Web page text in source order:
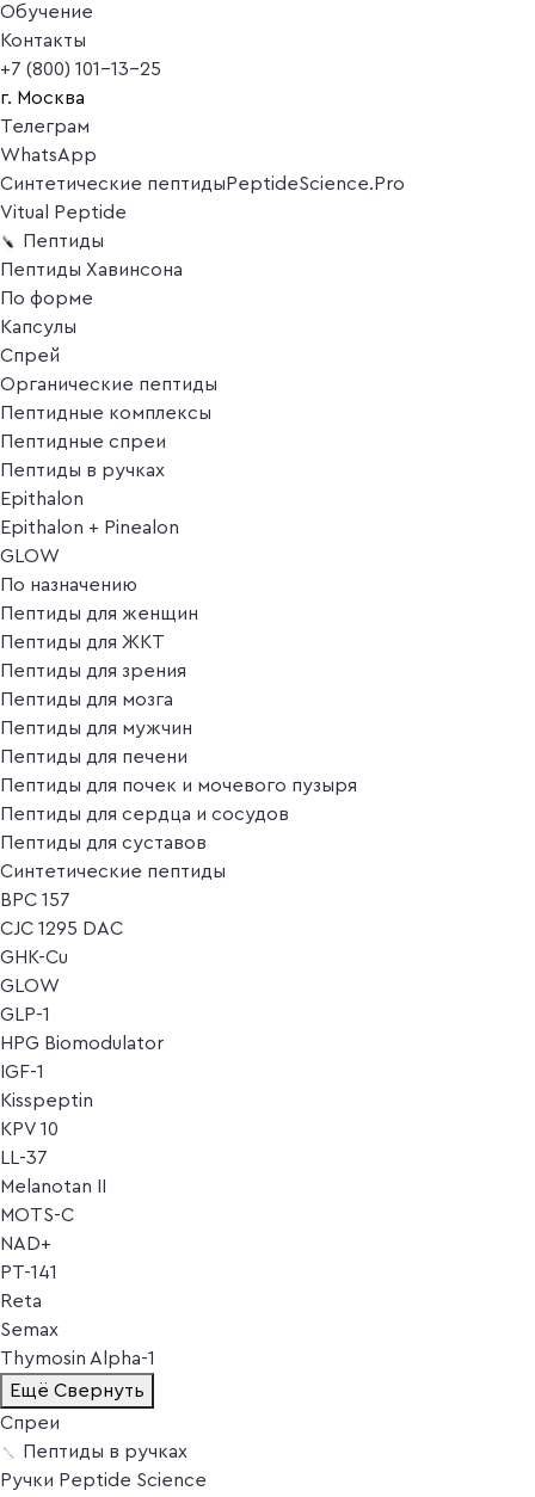
Обучение
Контакты
+7 (800) 101-13-25
г. Москва
Телеграм
WhatsApp
Синтетические пептиды PeptideScience.Pro
Vitual Peptide
Пептиды
Пептиды Хавинсона
По форме
Капсулы
Спрей
Органические пептиды
Пептидные комплексы
Пептидные спреи
Пептиды в ручках
Epithalon
Epithalon + Pinealon
GLOW
По назначению
Пептиды для женщин
Пептиды для ЖКТ
Пептиды для зрения
Пептиды для мозга
Пептиды для мужчин
Пептиды для печени
Пептиды для почек и мочевого пузыря
Пептиды для сердца и сосудов
Пептиды для суставов
Синтетические пептиды
BPC 157
CJC 1295 DAC
GHK-Cu
GLOW
GLP-1
HPG Biomodulator
IGF-1
Kisspeptin
KPV 10
LL-37
Melanotan II
MOTS-C
NAD+
PT-141
Reta
Semax
Thymosin Alpha-1
Ещё Свернуть
Спреи
Пептиды в ручках
Ручки Peptide Science